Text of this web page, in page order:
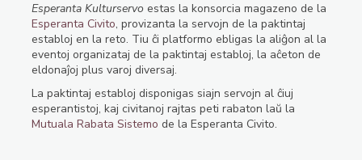
Esperanta Kulturservo estas la konsorcia magazeno de la
Esperanta Civito, provizanta la servojn de la paktintaj
establoj en la reto. Tiu ĉi platformo ebligas la aliĝon al la
eventoj organizataj de la paktintaj establoj, la aĉeton de
eldonaĵoj plus varoj diversaj.
La paktintaj establoj disponigas siajn servojn al ĉiuj
esperantistoj, kaj civitanoj rajtas peti rabaton laŭ la
Mutuala Rabata Sistemo de la Esperanta Civito.